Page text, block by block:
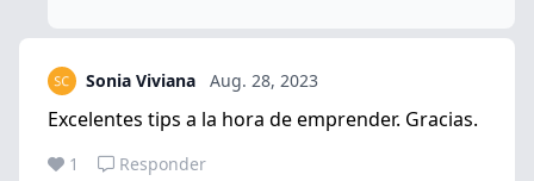
Sonia Viviana Aug. 28, 2023
Excelentes tips a la hora de emprender. Gracias.
1 Responder